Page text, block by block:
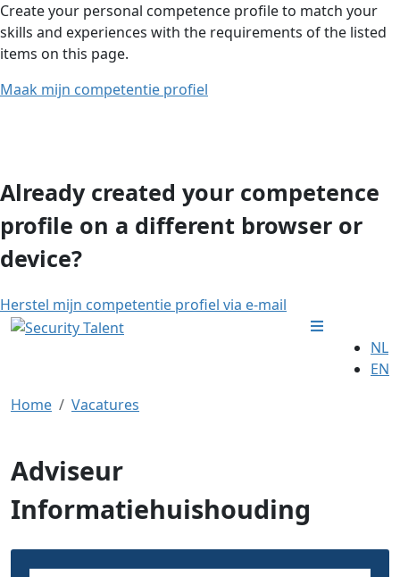
Create your personal competence profile to match your
skills and experiences with the requirements of the listed
items on this page.
Maak mijn competentie profiel
Already created your competence
profile on a different browser or
device?
Herstel mijn competentie profiel via e-mail
NL
EN
Home
Vacatures
Adviseur
Informatiehuishouding